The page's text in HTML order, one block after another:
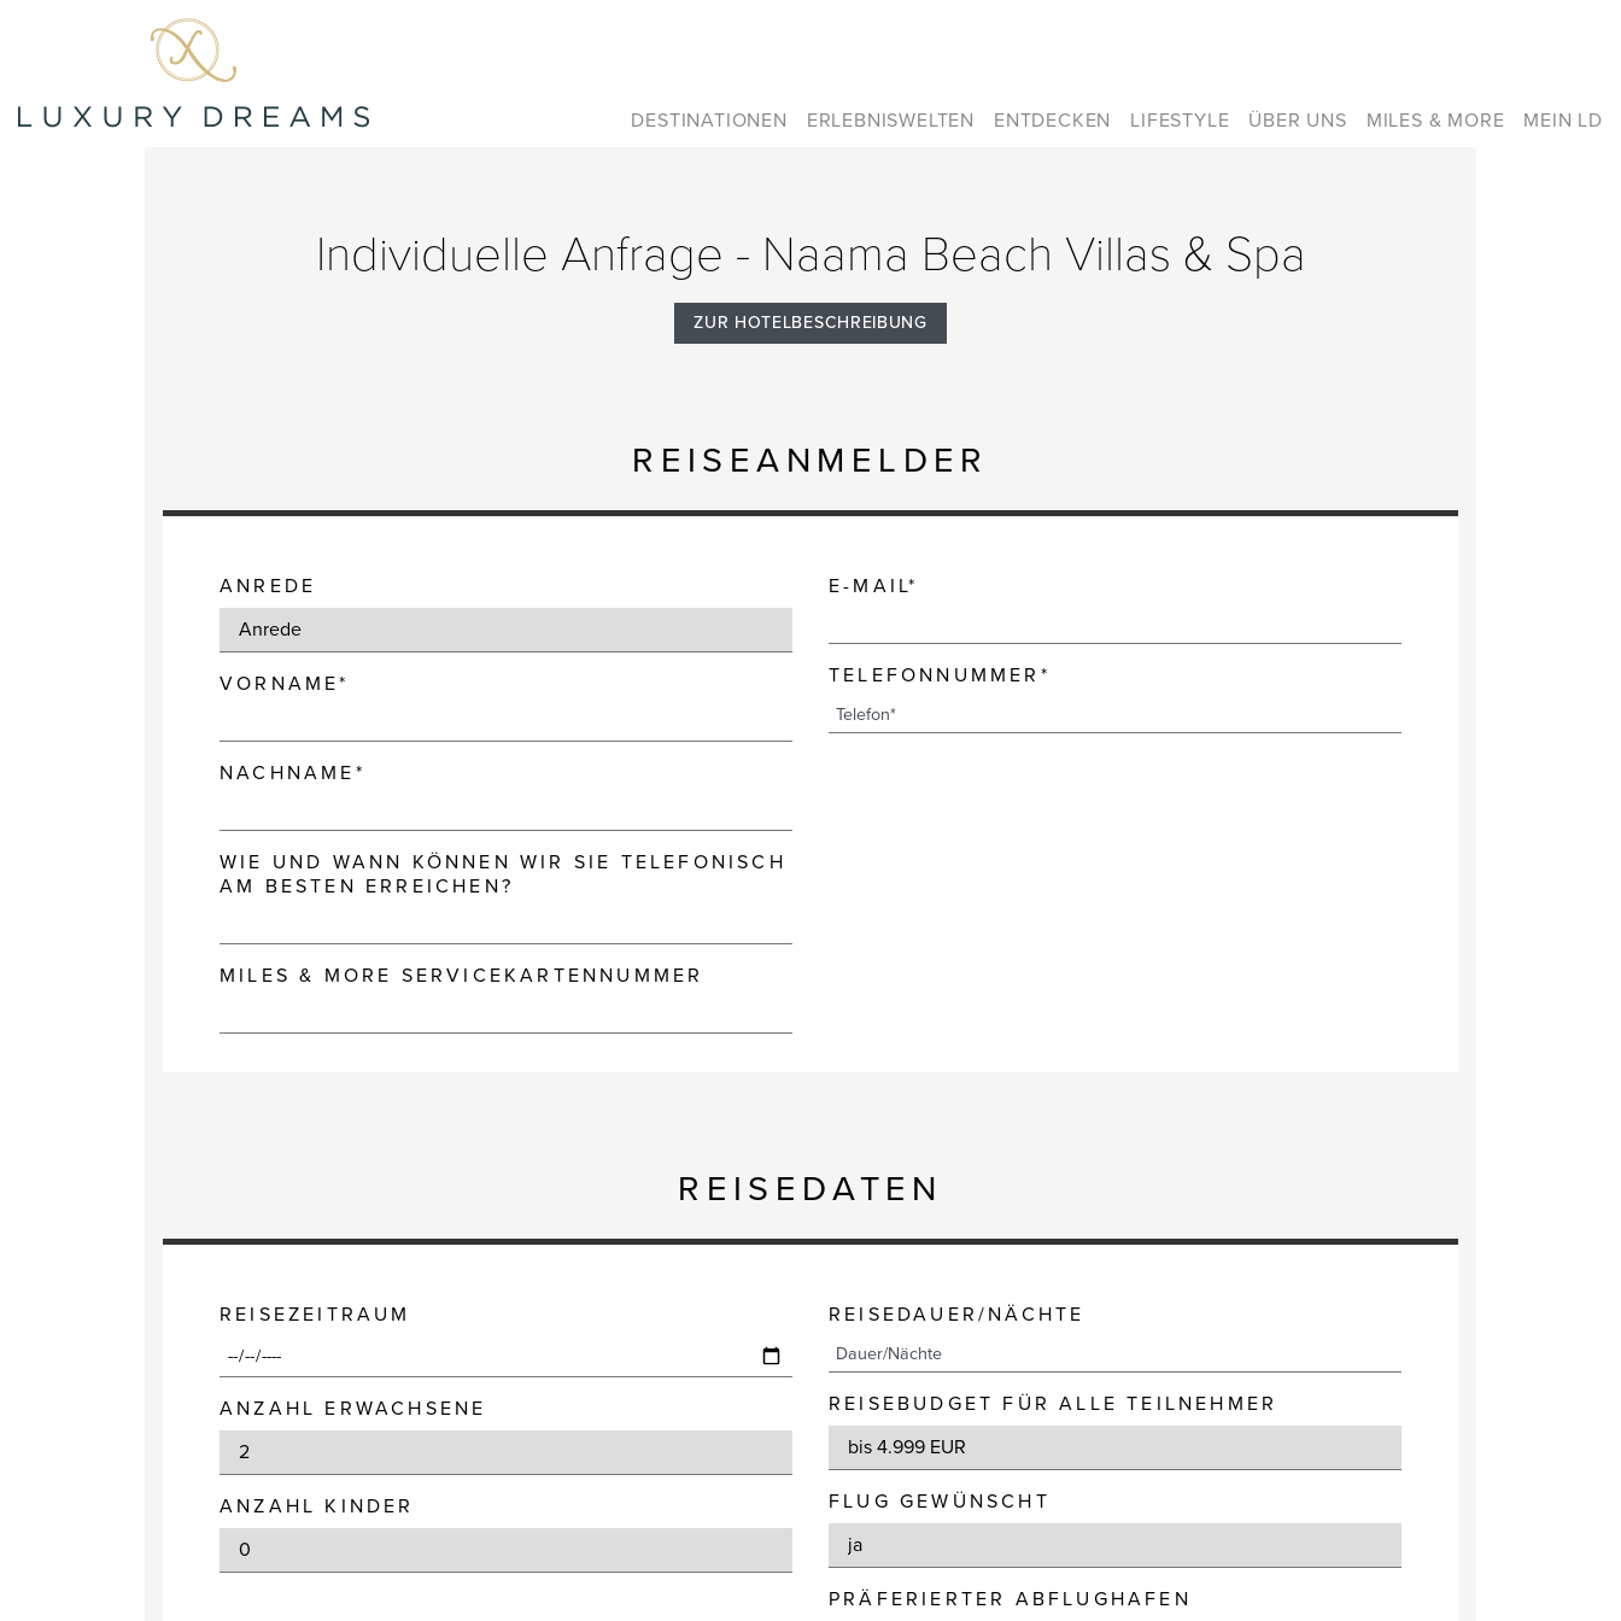
DESTINATIONEN ERLEBNISWELTEN ENTDECKEN LIFESTYLE ÜBER UNS MILES & MORE MEIN LD
Individuelle Anfrage - Naama Beach Villas & Spa
ZUR HOTELBESCHREIBUNG
REISEANMELDER
ANREDE
VORNAME*
NACHNAME*
E-MAIL*
TELEFONNUMMER*
WIE UND WANN KÖNNEN WIR SIE TELEFONISCH
AM BESTEN ERREICHEN?
MILES & MORE SERVICEKARTENNUMMER
REISEDATEN
REISEZEITRAUM
ANZAHL ERWACHSENE
ANZAHL KINDER
REISEDAUER/NÄCHTE
REISEBUDGET FÜR ALLE TEILNEHMER
FLUG GEWÜNSCHT
PRÄFERIERTER ABFLUGHAFEN